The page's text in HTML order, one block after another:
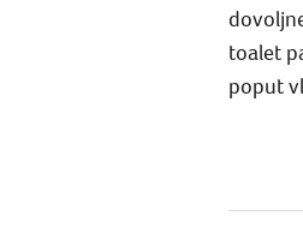
toalet
poput